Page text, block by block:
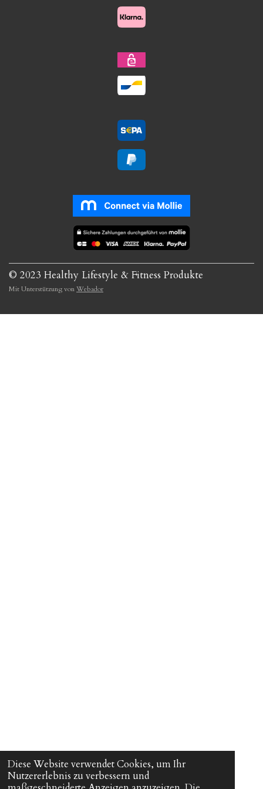
Diese Website verwendet Cookies, um Ihr
Nutzererlebnis zu verbessern und
© 2023 Healthy Lifestyle & Fitness Produkte
Mit Unterstützung vonWebador